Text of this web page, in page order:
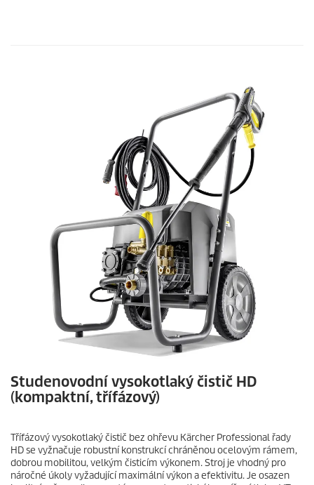
Studenovodní vysokotlaký čistič HD
(kompaktní, třífázový)
Třífázový vysokotlaký čistič bez ohřevu Kärcher Professional řady
HD se vyžnačuje robustní konstrukcí chráněnou ocelovým rámem,
dobrou mobilitou, velkým čisticím výkonem. Stroj je vhodný pro
náročné úkoly vyžadující maximální výkon a efektivitu. Je osazen